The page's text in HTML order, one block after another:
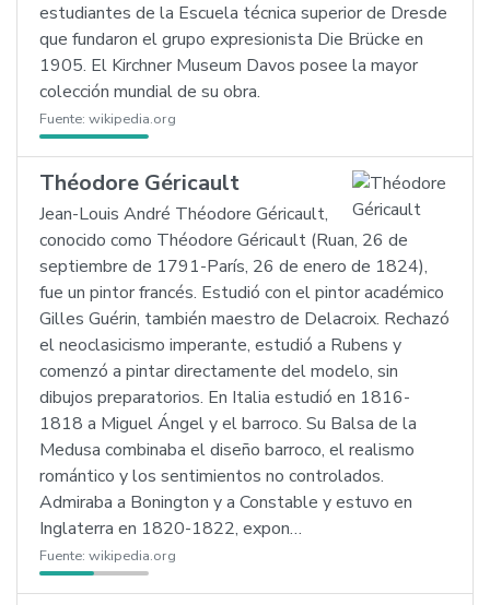
estudiantes de la Escuela técnica superior de Dresde
que fundaron el grupo expresionista Die Brücke en
1905. El Kirchner Museum Davos posee la mayor
colección mundial de su obra.
Fuente: wikipedia.org
Théodore Géricault
Jean-Louis André Théodore Géricault,
conocido como Théodore Géricault (Ruan, 26 de
septiembre de 1791-París, 26 de enero de 1824),
fue un pintor francés. Estudió con el pintor académico
Gilles Guérin, también maestro de Delacroix. Rechazó
el neoclasicismo imperante, estudió a Rubens y
comenzó a pintar directamente del modelo, sin
dibujos preparatorios. En Italia estudió en 1816-
1818 a Miguel Ángel y el barroco. Su Balsa de la
Medusa combinaba el diseño barroco, el realismo
romántico y los sentimientos no controlados.
Admiraba a Bonington y a Constable y estuvo en
Inglaterra en 1820-1822, expon…
Fuente: wikipedia.org